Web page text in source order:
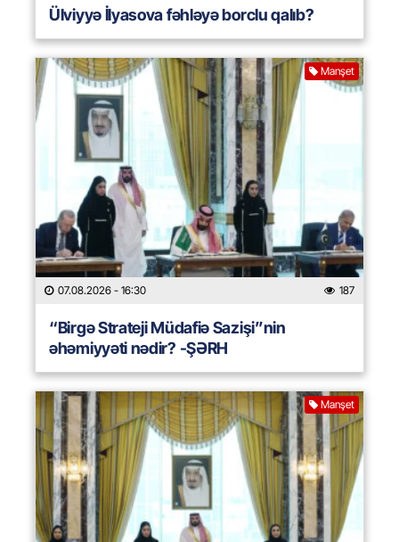
Ülviyyə İlyasova fəhləyə borclu qalıb?
Manşet
07.08.2026 - 16:30 187
“Birgə Strateji Müdafiə Sazişi”nin
əhəmiyyəti nədir? -ŞƏRH
Manşet